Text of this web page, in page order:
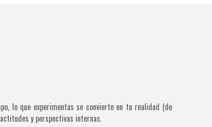
lo que experimentas se convierte en tu realidad (de
y perspectivas internas.